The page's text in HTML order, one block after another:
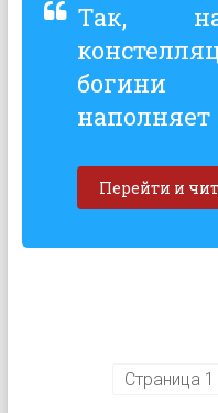
Так,
наполняет
Перейти и
Страница 1